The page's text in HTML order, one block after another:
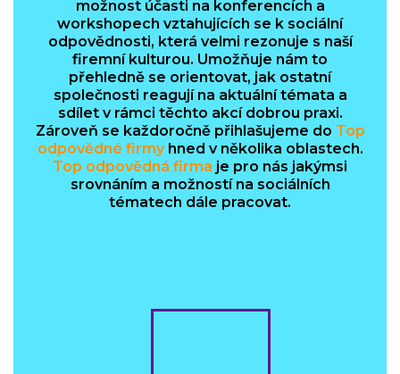
možnost účasti na konferencích a
workshopech vztahujících se k sociální
odpovědnosti, která velmi rezonuje s naší
firemní kulturou. Umožňuje nám to
přehledně se orientovat, jak ostatní
společnosti reagují na aktuální témata a
sdílet v rámci těchto akcí dobrou praxi.
Zároveň se každoročně přihlašujeme do Top
odpovědné firmyhned v několika oblastech.
Top odpovědná firma je pro nás jakýmsi
srovnáním a možností na sociálních
tématech dále pracovat.